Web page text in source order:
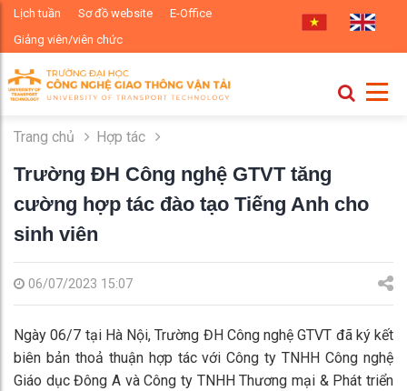
Lịch tuần Sơ đồ website
E-Office
Giảng viên/viên chức
Trang chủ Hợp tác
Trường ĐH Công nghệ GTVT tăng
cường hợp tác đào tạo Tiếng Anh cho
sinh viên
06/07/2023 15:07
Ngày 06/7 tại Hà Nội, Trường ĐH Công nghệ GTVT đã ký kết
biên bản thoả thuận hợp tác với Công ty TNHH Công nghệ
Giáo dục Đông A và Công ty TNHH Thương mại & Phát triển